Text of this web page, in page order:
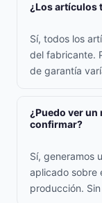
¿Los artículos
Sí, todos los
del fabricante.
de garantía
¿Puedo ver
confirmar?
Sí, generamos
aplicado sobre
producción.